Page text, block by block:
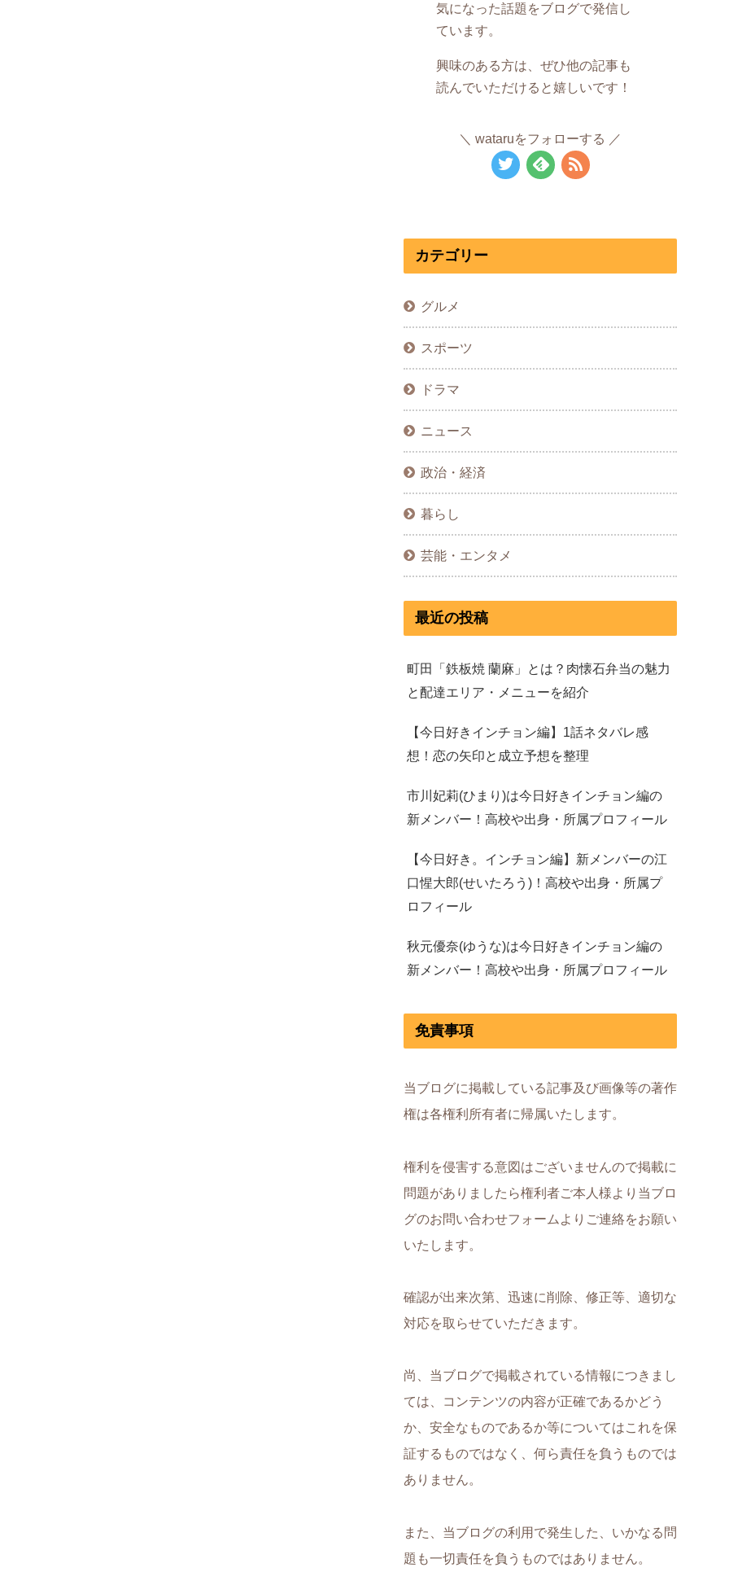
気になった話題をブログで発信し
ています。
興味のある方は、ぜひ他の記事も
読んでいただけると嬉しいです！
wataruをフォローする
カテゴリー
グルメ
スポーツ
ドラマ
ニュース
政治・経済
暮らし
芸能・エンタメ
最近の投稿
町田「鉄板焼 蘭麻」とは？肉懐石弁当の魅力
と配達エリア・メニューを紹介
【今日好きインチョン編】1話ネタバレ感
想！恋の矢印と成立予想を整理
市川妃莉(ひまり)は今日好きインチョン編の
新メンバー！高校や出身・所属プロフィール
【今日好き。インチョン編】新メンバーの江
口惺大郎(せいたろう)！高校や出身・所属プ
ロフィール
秋元優奈(ゆうな)は今日好きインチョン編の
新メンバー！高校や出身・所属プロフィール
免責事項
当ブログに掲載している記事及び画像等の著作
権は各権利所有者に帰属いたします。
権利を侵害する意図はございませんので掲載に
問題がありましたら権利者ご本人様より当ブロ
グのお問い合わせフォームよりご連絡をお願い
いたします。
確認が出来次第、迅速に削除、修正等、適切な
対応を取らせていただきます。
尚、当ブログで掲載されている情報につきまし
ては、コンテンツの内容が正確であるかどう
か、安全なものであるか等についてはこれを保
証するものではなく、何ら責任を負うものでは
ありません。
また、当ブログの利用で発生した、いかなる問
題も一切責任を負うものではありません。